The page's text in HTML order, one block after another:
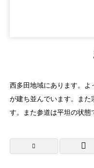
西多田地域にあります。
が建ち並んでいます。ま
す。また参道は平坦の状態